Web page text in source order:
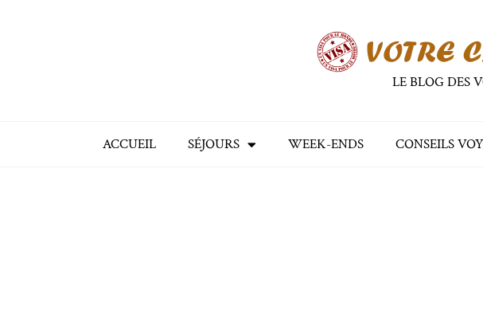
LE BLOG DES
ACCUEIL SÉJOURS WEEK-ENDS CONSEILS